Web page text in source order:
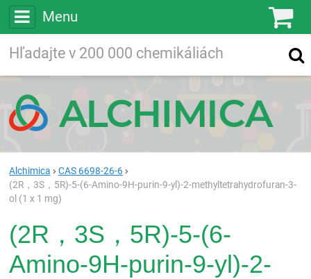
Menu
Vyhľadávanie
Alchimica
CAS 6698-26-6
(2R，3S，5R)-5-(6-Amino-9H-purin-9-yl)-2-methyltetrahydrofuran-3-
ol (1 x 1 mg)
(2R，3S，5R)-5-(6-
Amino-9H-purin-9-yl)-2-